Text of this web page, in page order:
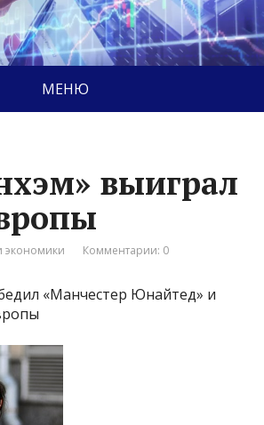
МЕНЮ
выиграл
экономики Комментарии: 0
«Манчестер Юнайтед» и